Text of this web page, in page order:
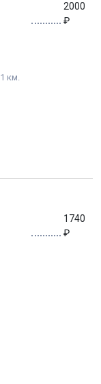
2000
км.
1740